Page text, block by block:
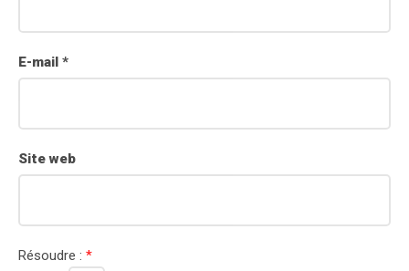
E-mail *
Site web
Résoudre : *